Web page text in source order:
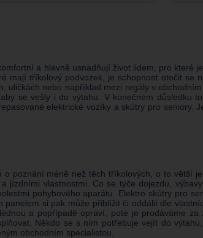
a hlavně usnadňují život lidem, pro které
tříkolový podvozek, je schopnost otočit se
nebo například mezi regály v
se vešly i do výtahu. V konečném důsledku
elektrické vozíky a skútry pro seniory.
poznání méně než těch tříkolových, o to větší
vlastnostmi. Co se týče dojezdu,
pohybového aparátu. Elektro skútry pro
si pak může přiblížit či oddálit dle
a popřípadě opraví, poté je prodáváme
Někdo se s ním potřebuje vejít do
obchodním specialistou.